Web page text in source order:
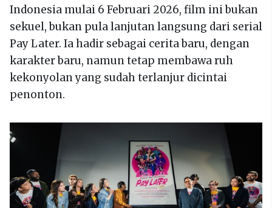
Indonesia mulai 6 Februari 2026, film ini bukan
sekuel, bukan pula lanjutan langsung dari serial
Pay Later. Ia hadir sebagai cerita baru, dengan
karakter baru, namun tetap membawa ruh
kekonyolan yang sudah terlanjur dicintai
penonton.